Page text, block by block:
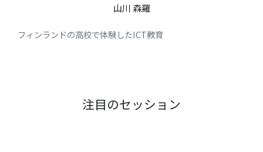
山川 森羅
フィンランドの高校で体験したICT教育
注目のセッション